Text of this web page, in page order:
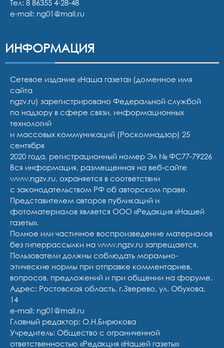
Тел: 8 86355 4-28-48
e-mail: ng01@mail.ru
ИНФОРМАЦИЯ
Сетевое издание «Наша газета» (доменное имя
сайта
ngzv.ru) зарегистрировано Федеральной службой
по надзору в сфере связи, информационных
технологий
и массовых коммуникаций (Роскомнадзор) 25
сентября
2020 года, регистрационный номер Эл № ФС77-79226
Вся информация, размещенная на веб-сайте
www.ngzv.ru, охраняется в соответствии
с законодательством РФ об авторском праве.
Представителем авторов публикаций и
фотоматериалов является ООО «Редакция «Нашей
газеты».
Полное или частичное воспроизведение материалов
без гиперрассылки на www.ngzv.ru запрещается.
Пользователи должны соблюдать морально-
этические нормы при отправке комментариев,
вопросов, предложений и при общении на форуме.
Адрес: Ростовская область, г.Зверево, ул. Обухова,
14
e-mail: ng01@mail.ru
Главный редактор: О.Н.Бирюкова
Учредитель: Общество с ограниченной
ответственностью «Редакция «Нашей газеты»